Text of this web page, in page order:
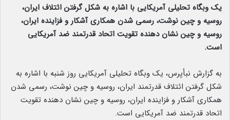
یک وبگاه تحلیلی آمریکایی با اشاره به شکل گرفتن ائتلاف ایران،
روسیه و چین نوشت، رسمی شدن همکاری آشکار و فزاینده ایران،
روسیه و چین نشان دهنده تقویت اتحاد قدرتمند ضد آمریکایی
است.
به گزارش نبأپرس، یک وبگاه تحلیلی آمریکایی روز شنبه با اشاره به
شکل گرفتن ائتلاف قدرتمند ایران، روسیه و چین نوشت، رسمی شدن
همکاری آشکار و فزاینده ایران، روسیه و چین نشان دهنده تقویت
اتحاد قدرتمند ضد آمریکایی است.